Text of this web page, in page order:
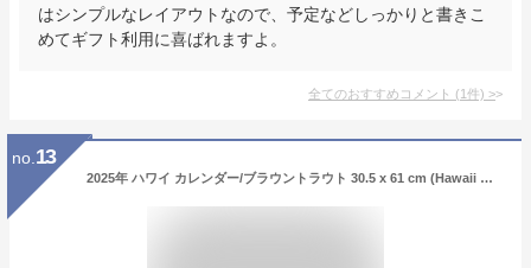
はシンプルなレイアウトなので、予定などしっかりと書きこ
めてギフト利用に喜ばれますよ。
全てのおすすめコメント (1件) >
no. 13
2025年 ハワイ カレンダー/ブラウントラウト 30.5 x 61 cm (Hawaii Wild & Scenic Calendar)